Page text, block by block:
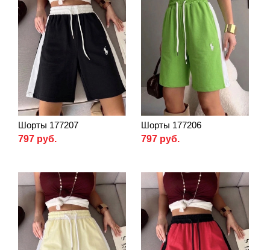
Шорты 177207
797 руб.
Шорты 177206
797 руб.